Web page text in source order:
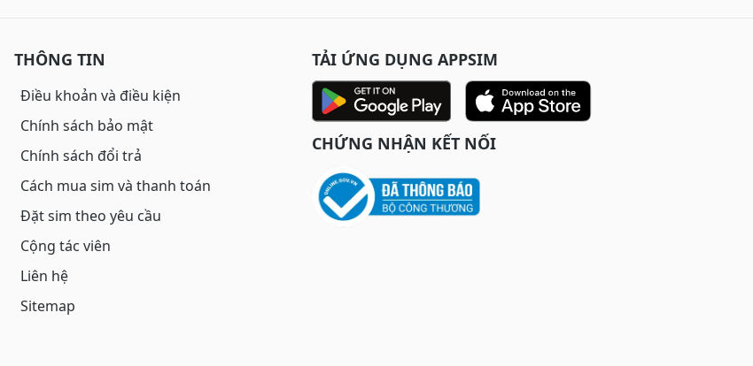
THÔNG TIN
Điều khoản và điều kiện
Chính sách bảo mật
Chính sách đổi trả
Cách mua sim và thanh toán
Đặt sim theo yêu cầu
Cộng tác viên
Liên hệ
Sitemap
TẢI ỨNG DỤNG APPSIM
CHỨNG NHẬN KẾT NỐI